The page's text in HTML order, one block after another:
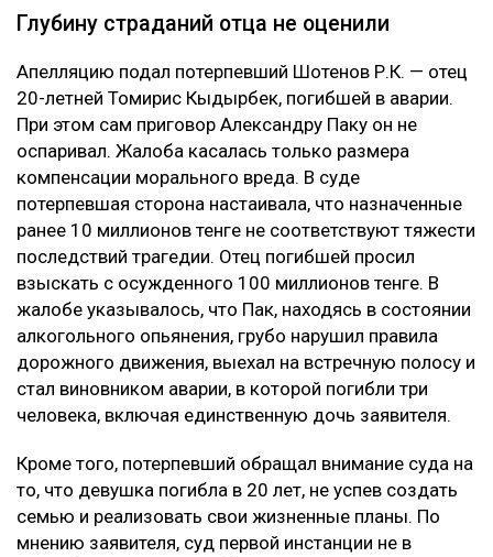
Глубину страданий отца не оценили
Апелляцию подал потерпевший Шотенов Р.К. — отец
20-летней Томирис Кыдырбек, погибшей в аварии.
При этом сам приговор Александру Паку он не
оспаривал. Жалоба касалась только размера
компенсации морального вреда. В суде
потерпевшая сторона настаивала, что назначенные
ранее 10 миллионов тенге не соответствуют тяжести
последствий трагедии. Отец погибшей просил
взыскать с осужденного 100 миллионов тенге. В
жалобе указывалось, что Пак, находясь в состоянии
алкогольного опьянения, грубо нарушил правила
дорожного движения, выехал на встречную полосу и
стал виновником аварии, в которой погибли три
человека, включая единственную дочь заявителя.
Кроме того, потерпевший обращал внимание суда на
то, что девушка погибла в 20 лет, не успев создать
семью и реализовать свои жизненные планы. По
мнению заявителя, суд первой инстанции не в